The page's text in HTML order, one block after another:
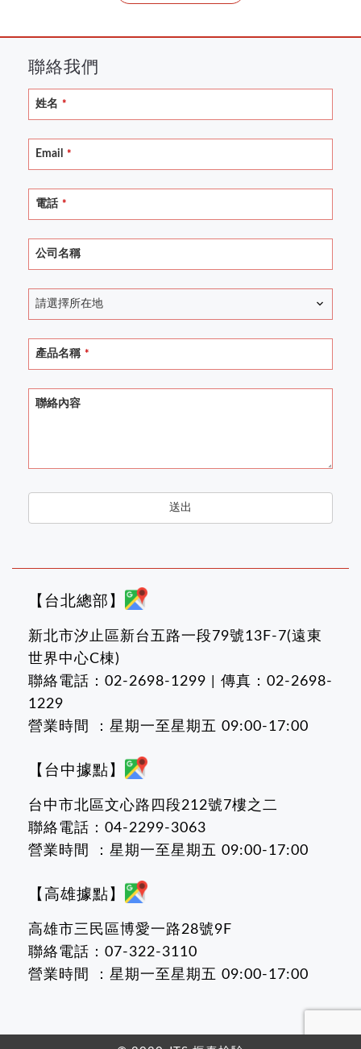
聯絡我們
Website
URL
*
姓名 *
Email *
電話 *
公司名稱
請選擇所在地
產品名稱 *
聯絡內容
送出
【台北總部】
新北市汐止區新台五路一段79號13F-7(遠東
世界中心C棟)
聯絡電話：02-2698-1299 | 傳真：02-2698-
1229
營業時間 ：星期一至星期五 09:00-17:00
【台中據點】
台中市北區文心路四段212號7樓之二
聯絡電話：04-2299-3063
營業時間 ：星期一至星期五 09:00-17:00
【高雄據點】
高雄市三民區博愛一路28號9F
聯絡電話：07-322-3110
營業時間 ：星期一至星期五 09:00-17:00